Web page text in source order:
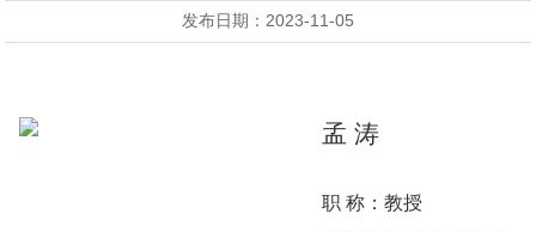
发布日期：2023-11-05
孟涛
职 称：教授